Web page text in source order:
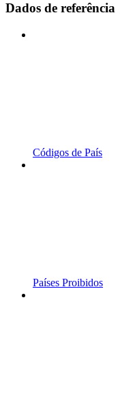
Dados de referência
Códigos de País
Países Proibidos